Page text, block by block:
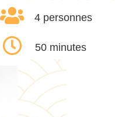
4 personnes
50 minutes